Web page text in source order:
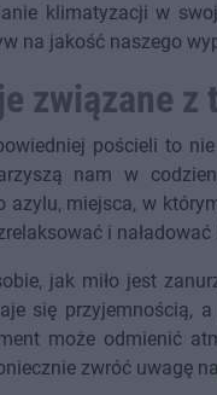
klimatyzacji w
na jakość naszego
związane
pościeli to
nam w
azylu, miejsca, w
i
jak miło jest
się przyjemnością,
może odmienić
zwróć uwagę